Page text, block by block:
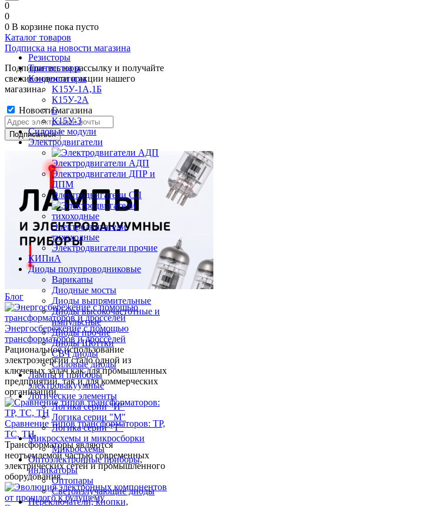
0
0
0 В корзине пока пусто
Каталог товаров
Резисторы
Транзисторы
Конденсаторы
K15У-1А,1Б
К15У-2А
Б
К15У-3
Силовые модули
Электродвигатели
Электродвигатели АДП
Электродвигатели ДПР и
ДПМ
Электродвигатели СЛ
Электродвигатели
тихоходные
Электродвигатели прочие
КИПиА
Диоды полупроводниковые
Варикапы
Диодные мосты
Диоды выпрямительные
Диоды высокочастотные и
импульсные
Диоды прочие
Диоды Шоттки
СВЧ диоды
Силовые диоды
Лампы и приборы
электровакуумные
Логические элементы
Логика серии "И"
Логика серии "М"
Логика серии "Т"
Микросхемы и микросборки
Микросхемы
Оптоэлектронные приборы,
индикаторы
Оптопары
Светоизлучающие диоды
Переключатели, кнопки,
Подписка на новости магазина
Подпишитесь на рассылку и получайте
свежие новости и акции нашего
магазина.
Новости магазина
Блог
Энергосбережение с помощью
трансформаторов и дросселей
Рациональное использование
электроэнергии стало одной из
ключевых задач как для промышленных
предприятий, так и для коммерческих
организаций.
Сравнение типов трансформаторов: ТР,
ТС, ТН
Трансформаторы являются
неотъемлемой частью современных
электрических сетей и промышленного
оборудования.